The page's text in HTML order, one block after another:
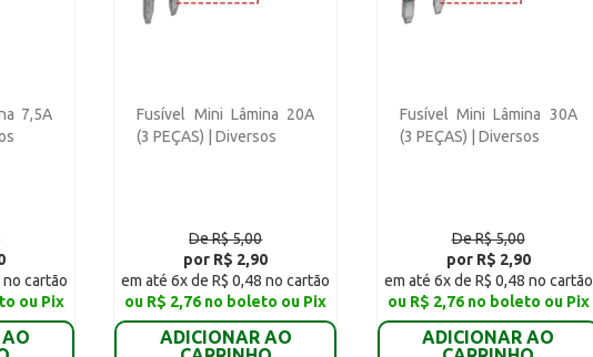
7,5A
no cartão
ou Pix
Fusível Mini Lâmina 20A
(3 PEÇAS) | Diversos
De R$ 5,00
por R$ 2,90
em até 6x de R$ 0,48 no cartão
ou R$ 2,76 no boleto ou Pix
ADICIONAR AO
Fusível Mini Lâmina 30A
(3 PEÇAS) | Diversos
De R$ 5,00
por R$ 2,90
em até 6x de R$ 0,48 no cartão
ou R$ 2,76 no boleto ou Pix
ADICIONAR AO